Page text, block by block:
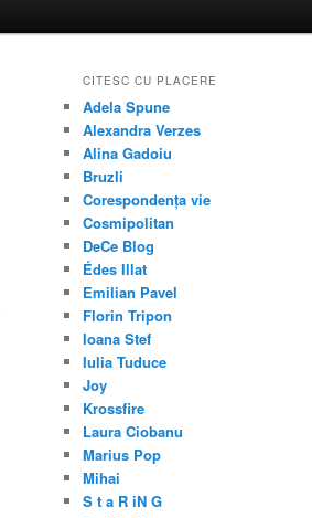
CITESC CU PLACERE
Adela Spune
Alexandra Verzes
Alina Gadoiu
Bruzli
Corespondența vie
Cosmipolitan
DeCe Blog
Édes Illat
Emilian Pavel
Florin Tripon
Ioana Stef
Iulia Tuduce
Joy
Krossfire
Laura Ciobanu
Marius Pop
Mihai
S t a R iN G